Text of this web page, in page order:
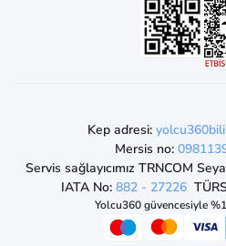
Kep adresi:
Mersis no:
Servis sağlayıcımız TRNCOM
IATA No: 882 - 27226
Yolcu360 güvencesiyle